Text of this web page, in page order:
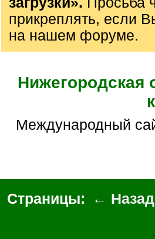
прикреплять, если
на нашем форуме.
Нижегородская
международный сайт BillionGraves, волонтерский
Страницы: ← Назад